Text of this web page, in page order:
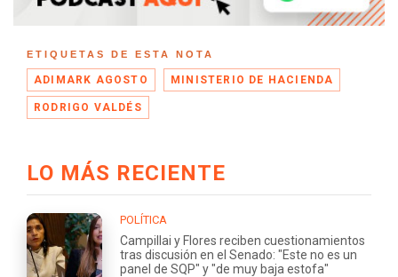
ETIQUETAS DE ESTA NOTA
ADIMARK AGOSTO MINISTERIO DE HACIENDA
RODRIGO VALDÉS
LO MÁS RECIENTE
POLÍTICA
Campillai y Flores reciben cuestionamientos
tras discusión en el Senado: "Este no es un
panel de SQP" y "de muy baja estofa"